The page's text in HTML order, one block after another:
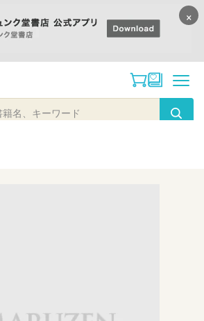
×